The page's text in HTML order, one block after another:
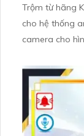
Trộm từ hãng
cho hệ thống an ninh của
camera cho
cầu, camera
mọi nhu cầu